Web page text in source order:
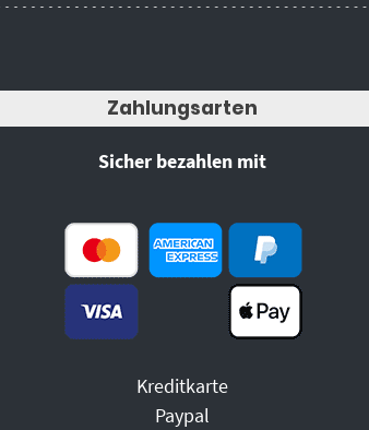
Zahlungsarten
Sicher bezahlen mit
Kreditkarte
Paypal